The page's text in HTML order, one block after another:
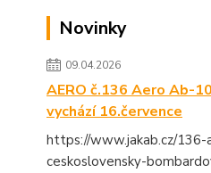
Novinky
09.04.2026
AERO č.136 Aero Ab-
vychází 16.července
https://www.jakab.cz/
ceskoslovensky-